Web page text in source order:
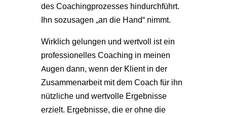
des Coachingprozesses hindurchführt.
Ihn sozusagen „an die Hand“ nimmt.
Wirklich gelungen und wertvoll ist ein
professionelles Coaching in meinen
Augen dann, wenn der Klient in der
Zusammenarbeit mit dem Coach für ihn
nützliche und wertvolle Ergebnisse
erzielt. Ergebnisse, die er ohne die